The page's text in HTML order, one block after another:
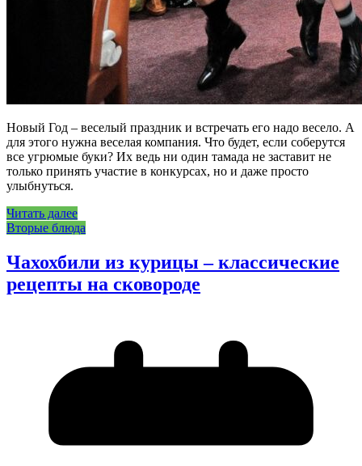
Новый Год – веселый праздник и встречать его надо весело. А
для этого нужна веселая компания. Что будет, если соберутся
все угрюмые буки? Их ведь ни один тамада не заставит не
только принять участие в конкурсах, но и даже просто
улыбнуться.
Читать далее
Вторые блюда
Чахохбили из курицы – классические
рецепты на сковороде